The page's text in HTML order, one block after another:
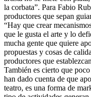
la corbata”. Para Fabio
productores que sepan
“Hay que crear
que le gusta el arte y lo
mucha gente que quiere
propuestas y cosas de
productores que
También es cierto que
han dado cuenta de que
teatro, es una forma de